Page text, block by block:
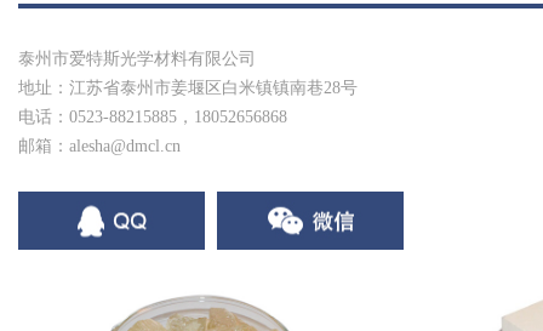
泰州市爱特斯光学材料有限公司
地址：江苏省泰州市姜堰区白米镇镇南巷28号
电话：0523-88215885，18052656868
邮箱：alesha@dmcl.cn